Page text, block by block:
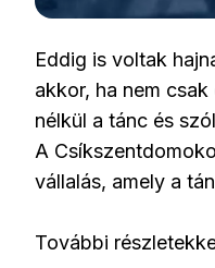
Eddig is voltak
akkor, ha nem
nélkül a tánc és
A
vállalás, amely a
További